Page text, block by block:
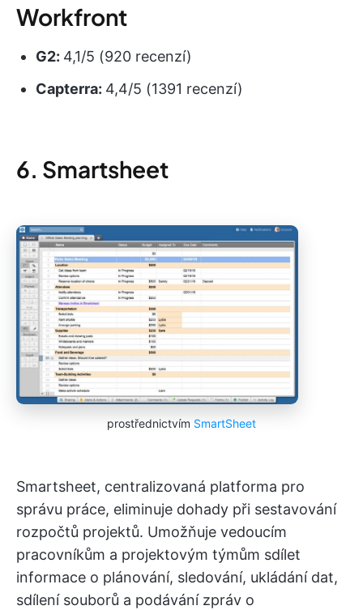
Workfront
G2: 4,1/5 (920 recenzí)
Capterra: 4,4/5 (1391 recenzí)
6. Smartsheet
prostřednictvím SmartSheet
Smartsheet, centralizovaná platforma pro
správu práce, eliminuje dohady při sestavování
rozpočtů projektů. Umožňuje vedoucím
pracovníkům a projektovým týmům sdílet
informace o plánování, sledování, ukládání dat,
sdílení souborů a podávání zpráv o